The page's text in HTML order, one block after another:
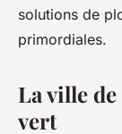
solutions de
primordiales.
La ville
vert